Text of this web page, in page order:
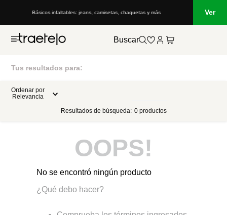
Básicos infaltables: jeans, camisetas, chaquetas y más Ver
Buscar
Tus resultados para:
Ordenar por
Relevancia
Resultados de búsqueda: 0 productos
OOPS!
No se encontró ningún producto
¿Qué debo hacer?